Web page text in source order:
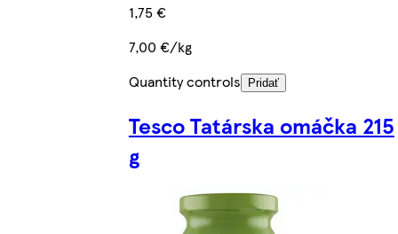
1,75 €
7,00 €/kg
Quantity controls
Pridať
Tesco Tatárska omáčka 215
g